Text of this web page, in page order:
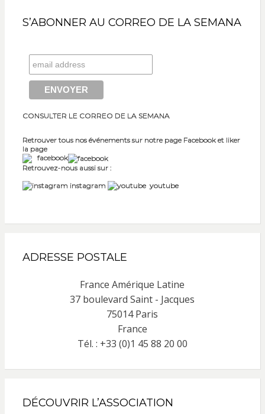
S’ABONNER AU CORREO DE LA SEMANA
CONSULTER LE CORREO DE LA SEMANA
Retrouver tous nos événements sur notre page Facebook et liker
la page
facebook
Retrouvez-nous aussi sur :
instagram
youtube
ADRESSE POSTALE
France Amérique Latine
37 boulevard Saint - Jacques
75014 Paris
France
Tél. : +33 (0)1 45 88 20 00
DÉCOUVRIR L’ASSOCIATION